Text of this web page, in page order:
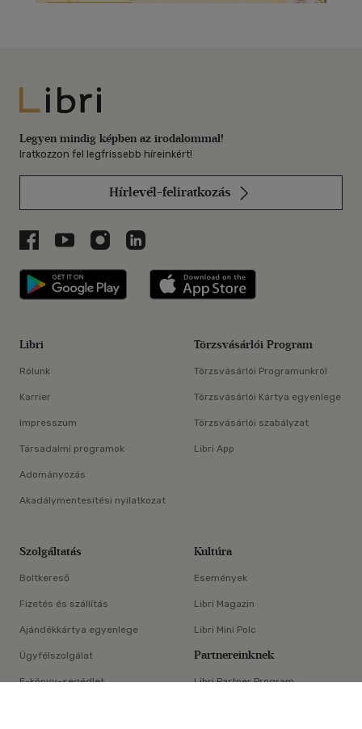
×
Libri
Legyen mindig képben az irodalommal!
Iratkozzon fel legfrissebb híreinkért!
Hírlevél-feliratkozás
Libri a Facebookon
Libri a Youtube-on
Libri az Instagramon
Libri a LinkedInen
Libri applikáció Szerezd meg: Google
Libri
Rólunk
Karrier
Impresszum
Társadalmi programok
Adományozás
Akadálymentesítési nyilatkozat
Törzsvásárlói Program
Törzsvásárlói Programunkról
Törzsvásárlói Kártya egyenlege
Törzsvásárlói szabályzat
Libri App
Szolgáltatás
Boltkereső
Fizetés és szállítás
Ajándékkártya egyenlege
Ügyfélszolgálat
E-könyv-segédlet
Kultúra
Események
Libri Magazin
Libri Mini Polc
Partnereinknek
Libri Partner Program